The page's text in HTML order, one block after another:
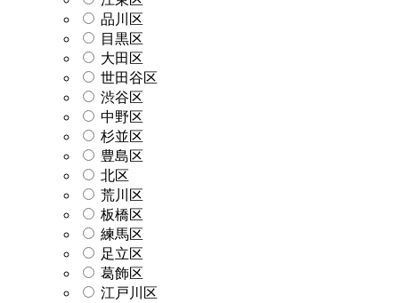
品川区
目黒区
大田区
世田谷区
渋谷区
中野区
杉並区
豊島区
北区
荒川区
板橋区
練馬区
足立区
葛飾区
江戸川区